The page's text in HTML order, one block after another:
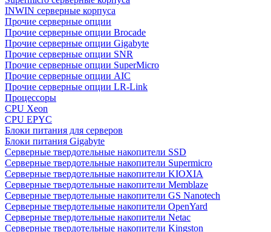
INWIN серверные корпуса
Прочие серверные опции
Прочие серверные опции Brocade
Прочие серверные опции Gigabyte
Прочие серверные опции SNR
Прочие серверные опции SuperMicro
Прочие серверные опции AIC
Прочие серверные опции LR-Link
Процессоры
CPU Xeon
CPU EPYC
Блоки питания для серверов
Блоки питания Gigabyte
Серверные твердотельные накопители SSD
Cерверные твердотельные накопители Supermicro
Cерверные твердотельные накопители KIOXIA
Cерверные твердотельные накопители Memblaze
Cерверные твердотельные накопители GS Nanotech
Серверные твердотельные накопители OpenYard
Серверные твердотельные накопители Netac
Cерверные твердотельные накопители Kingston